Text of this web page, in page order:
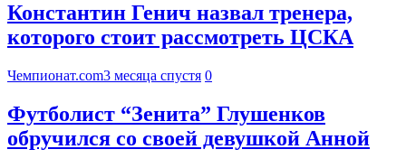
Константин Генич назвал тренера,
которого стоит рассмотреть ЦСКА
Чемпионат.com3 месяца спустя 0
Футболист “Зенита” Глушенков
обручился со своей девушкой Анной